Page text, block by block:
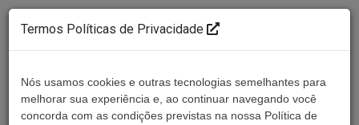
Termos Políticas de Privacidade
Nós usamos cookies e outras tecnologias semelhantes para
melhorar sua experiência e, ao continuar navegando você
concorda com as condições previstas na nossa Política de